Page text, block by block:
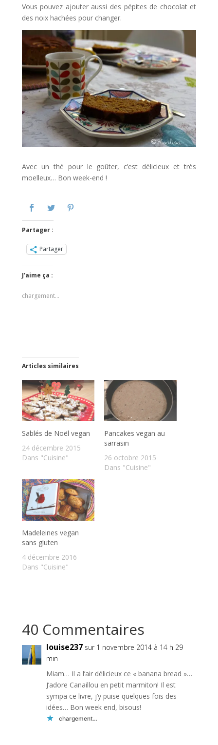
Vous pouvez ajouter aussi des pépites de chocolat et
des noix hachées pour changer.
Avec un thé pour le goûter, c’est délicieux et très
moelleux… Bon week-end !
Partager :
Partager
J’aime ça :
chargement…
Articles similaires
Sablés de Noël vegan
24 décembre 2015
Dans "Cuisine"
Pancakes vegan au
sarrasin
26 octobre 2015
Dans "Cuisine"
Madeleines vegan
sans gluten
4 décembre 2016
Dans "Cuisine"
40 Commentaires
louise237 sur 1 novembre 2014 à 14 h 29
min
Miam… Il a l’air délicieux ce « banana bread »…
J’adore Canaillou en petit marmiton! Il est
sympa ce livre, j’y puise quelques fois des
idées… Bon week end, bisous!
chargement…